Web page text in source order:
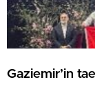
Gaziemir’in